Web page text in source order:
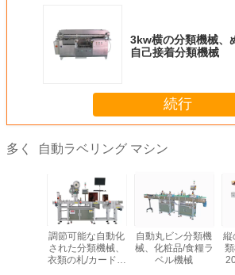
3kw横の分類機械、
自己接着分類機械
続行
多く 自動ラベリング マシン
調節可能な自動化
された分類機械、
衣類の札/カードは
自動丸ビン分類機
械、化粧品/食糧ラ
ベル機械
縦